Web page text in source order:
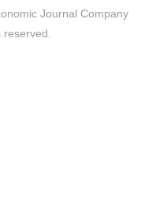
Journal Company